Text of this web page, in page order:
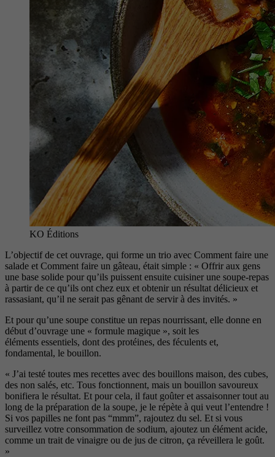
KO Éditions
L’objectif de cet ouvrage, qui forme un trio avec Comment faire une
salade et Comment faire un gâteau, était simple : « Offrir aux gens
une base solide pour qu’ils puissent ensuite cuisiner une soupe-repas
à partir de ce qu’ils ont chez eux et obtenir un résultat délicieux et
rassasiant, qu’il ne serait pas gênant de servir à des invités. »
Et pour qu’une soupe constitue un repas nourrissant, elle donne en
début d’ouvrage une « formule magique », soit les
éléments essentiels, dont des protéines, des féculents et,
fondamental, le bouillon.
« J’ai testé toutes mes recettes avec des bouillons maison, des cubes,
des non salés, etc. Tous fonctionnent, mais un bouillon savoureux
bonifiera le résultat. Et pour cela, il faut goûter et assaisonner tout au
long de la préparation de la soupe, je le répète à qui veut l’entendre !
Si vos papilles ne font pas “mmm”, rajoutez du sel. Et si vous
surveillez votre consommation de sodium, ajoutez un élément acide,
comme un trait de vinaigre ou de jus de citron, ça réveillera le goût.
»